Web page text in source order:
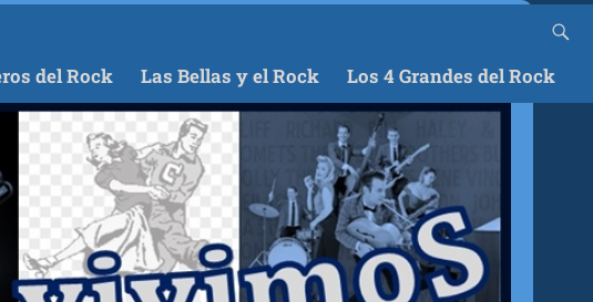
del Rock Las Bellas y el Rock Los 4 Grandes del Rock